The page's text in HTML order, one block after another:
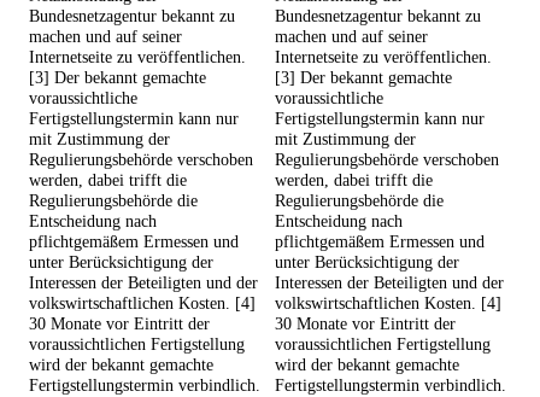
Bundesnetzagentur bekannt zu
machen und auf seiner
Internetseite zu veröffentlichen.
[3] Der bekannt gemachte
voraussichtliche
Fertigstellungstermin kann nur
mit Zustimmung der
Regulierungsbehörde verschoben
werden, dabei trifft die
Regulierungsbehörde die
Entscheidung nach
pflichtgemäßem Ermessen und
unter Berücksichtigung der
Interessen der Beteiligten und der
volkswirtschaftlichen Kosten. [4]
30 Monate vor Eintritt der
voraussichtlichen Fertigstellung
wird der bekannt gemachte
Fertigstellungstermin verbindlich.
Bundesnetzagentur bekannt zu
machen und auf seiner
Internetseite zu veröffentlichen.
[3] Der bekannt gemachte
voraussichtliche
Fertigstellungstermin kann nur
mit Zustimmung der
Regulierungsbehörde verschoben
werden, dabei trifft die
Regulierungsbehörde die
Entscheidung nach
pflichtgemäßem Ermessen und
unter Berücksichtigung der
Interessen der Beteiligten und der
volkswirtschaftlichen Kosten. [4]
30 Monate vor Eintritt der
voraussichtlichen Fertigstellung
wird der bekannt gemachte
Fertigstellungstermin verbindlich.